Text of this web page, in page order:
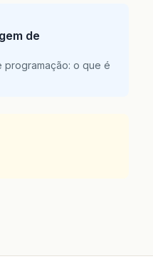
de
programação: o que é